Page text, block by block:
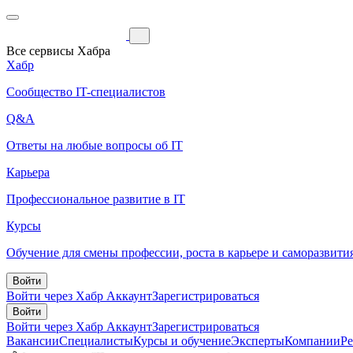
Все сервисы Хабра
Хабр
Сообщество IT-специалистов
Q&A
Ответы на любые вопросы об IT
Карьера
Профессиональное развитие в IT
Курсы
Обучение для смены профессии, роста в карьере и
Войти
Войти через Хабр АккаунтЗарегистрироваться
Войти
Войти через Хабр АккаунтЗарегистрироваться
ВакансииСпециалистыКурсы и обучениеЭкспертыКомпании